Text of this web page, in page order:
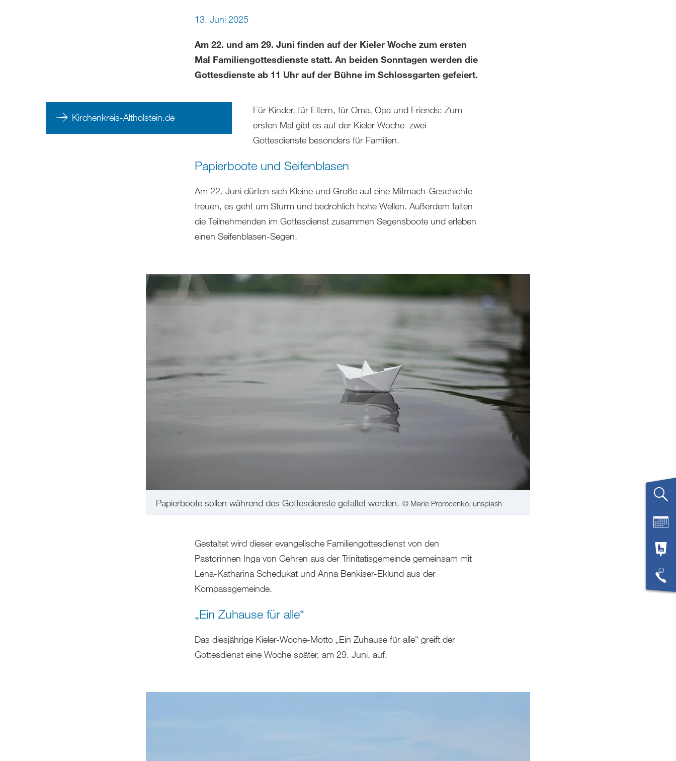
13. Juni 2025
Am 22. und am 29. Juni finden auf der Kieler Woche zum ersten
Mal Familiengottesdienste statt. An beiden Sonntagen werden die
Gottesdienste ab 11 Uhr auf der Bühne im Schlossgarten gefeiert.
Kirchenkreis-Altholstein.de
Für Kinder, für Eltern, für Oma, Opa und Friends: Zum
ersten Mal gibt es auf der Kieler Woche zwei
Gottesdienste besonders für Familien.
Papierboote und Seifenblasen
Am 22. Juni dürfen sich Kleine und Große auf eine Mitmach-Geschichte
freuen, es geht um Sturm und bedrohlich hohe Wellen. Außerdem falten
die Teilnehmenden im Gottesdienst zusammen Segensboote und erleben
einen Seifenblasen-Segen.
Papierboote sollen während des Gottesdienste gefaltet werden. © Marie Prorocenko, unsplash
Gestaltet wird dieser evangelische Familiengottesdienst von den
Pastorinnen Inga von Gehren aus der Trinitatisgemeinde gemeinsam mit
Lena-Katharina Schedukat und Anna Benkiser-Eklund aus der
Kompassgemeinde.
„Ein Zuhause für alle“
Das diesjährige Kieler-Woche-Motto „Ein Zuhause für alle“ greift der
Gottesdienst eine Woche später, am 29. Juni, auf.